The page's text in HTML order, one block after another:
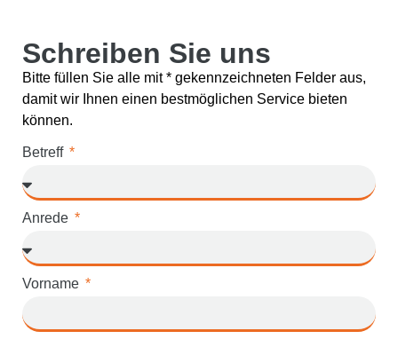
Schreiben Sie uns
Bitte füllen Sie alle mit * gekennzeichneten Felder aus,
damit wir Ihnen einen bestmöglichen Service bieten
können.
Betreff
Anrede
Vorname